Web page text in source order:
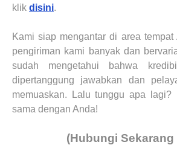
klik disini.
Kami siap mengantar di area
pengiriman kami banyak dan
sudah mengetahui bahwa
dipertanggung jawabkan dan
memuaskan. Lalu tunggu apa lagi?
sama dengan Anda!
(Hubungi Sekarang